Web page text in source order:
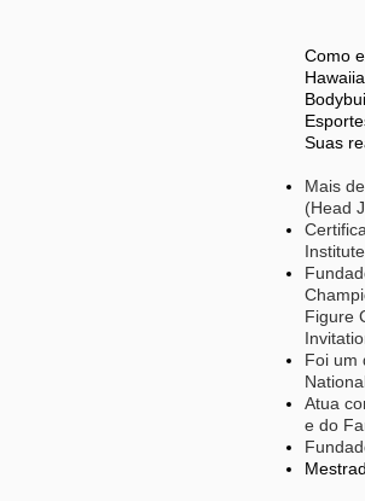
Como
Suas
Mais
(Head
Figure
Foi um
Atua
e do